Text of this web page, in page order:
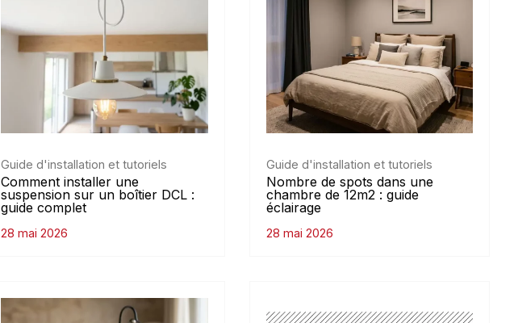
Guide d'installation et tutoriels
Comment installer une
suspension sur un boîtier DCL :
guide complet
28 mai 2026
Guide d'installation et tutoriels
Nombre de spots dans une
chambre de 12m2 : guide
éclairage
28 mai 2026